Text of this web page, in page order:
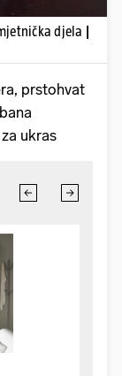
djela
prstohvat
ukras